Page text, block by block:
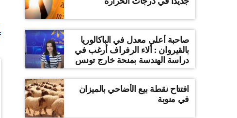
صاحبة أعلى معدل في الباكالوريا
بالقيروان : ألاء الرفراف أرغب في
دراسة الهندسة بمنحة خارج تونس
افتتاح نقطة بيع الأضاحي بالميزان
في منوبة